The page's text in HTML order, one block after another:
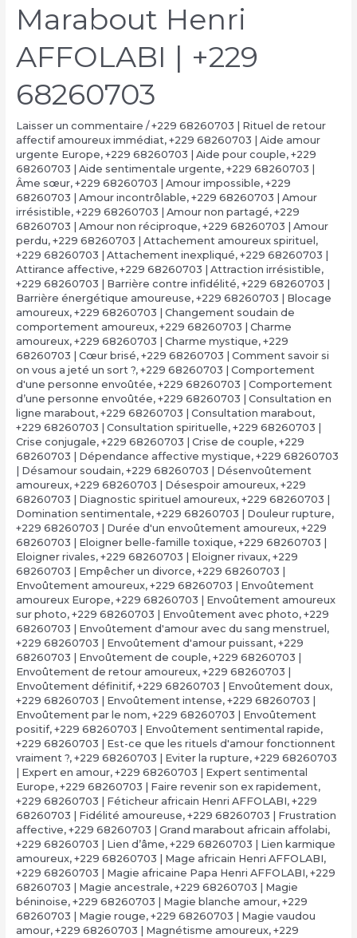
Marabout Henri
AFFOLABI | +229
68260703
Laisser un commentaire /+229 68260703 | Rituel de retour
affectif amoureux immédiat, +229 68260703 | Aide amour
urgente Europe, +229 68260703 | Aide pour couple, +229
68260703 | Aide sentimentale urgente, +229 68260703 |
Âme sœur, +229 68260703 | Amour impossible, +229
68260703 | Amour incontrôlable, +229 68260703 | Amour
irrésistible, +229 68260703 | Amour non partagé, +229
68260703 | Amour non réciproque, +229 68260703 | Amour
perdu, +229 68260703 | Attachement amoureux spirituel ,
+229 68260703 | Attachement inexpliqué, +229 68260703 |
Attirance affective, +229 68260703 | Attraction irrésistible,
+229 68260703 | Barrière contre infidélité, +229 68260703 |
Barrière énergétique amoureuse, +229 68260703 | Blocage
amoureux, +229 68260703 | Changement soudain de
comportement amoureux, +229 68260703 | Charme
amoureux, +229 68260703 | Charme mystique, +229
68260703 | Cœur brisé, +229 68260703 | Comment savoir si
on vous a jeté un sort ?, +229 68260703 | Comportement
d'une personne envoûtée, +229 68260703 | Comportement
d’une personne envoûtée, +229 68260703 | Consultation en
ligne marabout, +229 68260703 | Consultation marabout,
+229 68260703 | Consultation spirituelle, +229 68260703 |
Crise conjugale, +229 68260703 | Crise de couple, +229
68260703 | Dépendance affective mystique, +229 68260703
| Désamour soudain, +229 68260703 | Désenvoûtement
amoureux, +229 68260703 | Désespoir amoureux, +229
68260703 | Diagnostic spirituel amoureux, +229 68260703 |
Domination sentimentale, +229 68260703 | Douleur rupture,
+229 68260703 | Durée d'un envoûtement amoureux, +229
68260703 | Eloigner belle-famille toxique, +229 68260703 |
Eloigner rivales, +229 68260703 | Eloigner rivaux, +229
68260703 | Empêcher un divorce, +229 68260703 |
Envoûtement amoureux, +229 68260703 | Envoûtement
amoureux Europe, +229 68260703 | Envoûtement amoureux
sur photo, +229 68260703 | Envoûtement avec photo, +229
68260703 | Envoûtement d'amour avec du sang menstruel ,
+229 68260703 | Envoûtement d'amour puissant, +229
68260703 | Envoûtement de couple, +229 68260703 |
Envoûtement de retour amoureux, +229 68260703 |
Envoûtement définitif, +229 68260703 | Envoûtement doux,
+229 68260703 | Envoûtement intense, +229 68260703 |
Envoûtement par le nom, +229 68260703 | Envoûtement
positif, +229 68260703 | Envoûtement sentimental rapide,
+229 68260703 | Est-ce que les rituels d'amour fonctionnent
vraiment ?, +229 68260703 | Eviter la rupture, +229 68260703
| Expert en amour, +229 68260703 | Expert sentimental
Europe, +229 68260703 | Faire revenir son ex rapidement,
+229 68260703 | Féticheur africain Henri AFFOLABI, +229
68260703 | Fidélité amoureuse, +229 68260703 | Frustration
affective, +229 68260703 | Grand marabout africain affolabi,
+229 68260703 | Lien d’âme, +229 68260703 | Lien karmique
amoureux, +229 68260703 | Mage africain Henri AFFOLABI,
+229 68260703 | Magie africaine Papa Henri AFFOLABI, +229
68260703 | Magie ancestrale, +229 68260703 | Magie
béninoise, +229 68260703 | Magie blanche amour, +229
68260703 | Magie rouge, +229 68260703 | Magie vaudou
amour, +229 68260703 | Magnétisme amoureux, +229